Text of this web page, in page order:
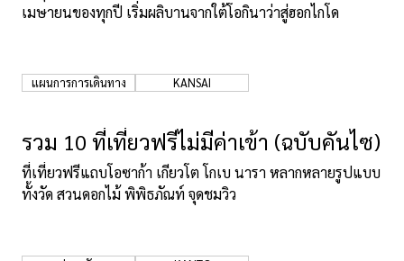
เมษายนของทุกปี เริ่มผลิบานจากใต้โอกินาว่าสู่ฮอกไกโด
แผนการการเดินทาง KANSAI
รวม 10 ที่เที่ยวฟรีไม่มีค่าเข้า (ฉบับคันไซ)
ที่เที่ยวฟรีแถบโอซาก้า เกียวโต โกเบ นารา หลากหลายรูปแบบ
ทั้งวัด สวนดอกไม้ พิพิธภัณท์ จุดชมวิว